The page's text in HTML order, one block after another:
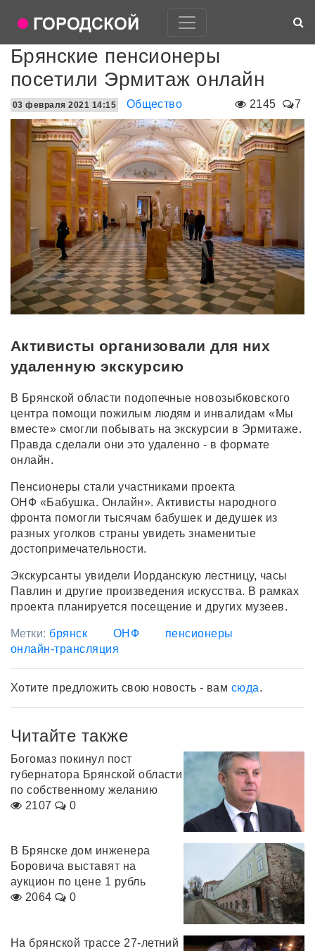
Брянские пенсионеры
посетили Эрмитаж онлайн
2145 7
03 февраля 2021 14:15 Общество
Активисты организовали для них
удаленную экскурсию
В Брянской области подопечные новозыбковского
центра помощи пожилым людям и инвалидам «Мы
вместе» смогли побывать на экскурсии в Эрмитаже.
Правда сделали они это удаленно - в формате
онлайн.
Пенсионеры стали участниками проекта
ОНФ «Бабушка. Онлайн». Активисты народного
фронта помогли тысячам бабушек и дедушек из
разных уголков страны увидеть знаменитые
достопримечательности.
Экскурсанты увидели Иорданскую лестницу, часы
Павлин и другие произведения искусства. В рамках
проекта планируется посещение и других музеев.
Метки: брянск ОНФ
пенсионеры
онлайн-трансляция
Хотите предложить свою новость - вам сюда.
Читайте также
Богомаз покинул пост
губернатора Брянской области
по собственному желанию
2107
0
В Брянске дом инженера
Боровича выставят на
аукцион по цене 1 рубль
2064
0
На брянской трассе 27-летний